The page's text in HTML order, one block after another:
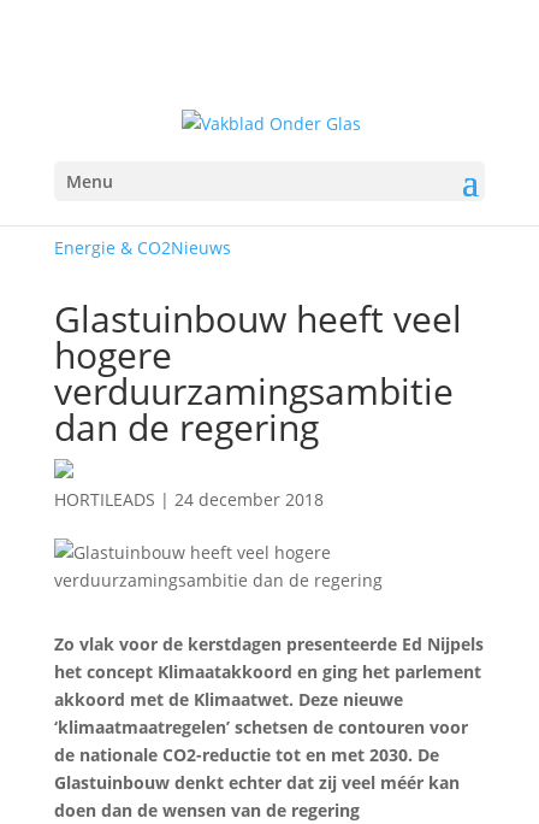
Menu
Energie & CO2Nieuws
Glastuinbouw heeft veel
hogere
verduurzamingsambitie
dan de regering
HORTILEADS | 24 december 2018
Zo vlak voor de kerstdagen presenteerde Ed Nijpels
het concept Klimaatakkoord en ging het parlement
akkoord met de Klimaatwet. Deze nieuwe
‘klimaatmaatregelen’ schetsen de contouren voor
de nationale CO2-reductie tot en met 2030. De
Glastuinbouw denkt echter dat zij veel méér kan
doen dan de wensen van de regering